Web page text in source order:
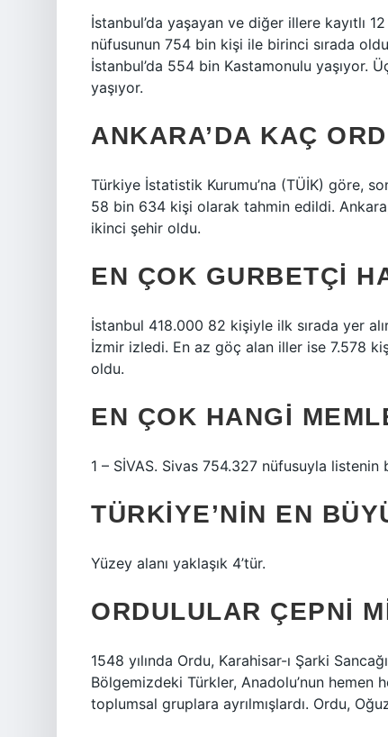
İstanbul’da yaşayan ve diğer illere kayıtlı
nüfusunun 754 bin kişi ile birinci sırada
İstanbul’da 554 bin Kastamonulu yaşıyor.
yaşıyor.
ANKARA’DA KAÇ
Türkiye İstatistik Kurumu’na (TÜİK) göre,
58 bin 634 kişi olarak tahmin edildi.
ikinci şehir oldu.
EN ÇOK GURBETÇI
İstanbul 418.000 82 kişiyle ilk sırada yer
İzmir izledi. En az göç alan iller ise 7.578
oldu.
EN ÇOK HANGI
1 – SİVAS. Sivas 754.327 nüfusuyla listenin
TÜRKIYE’NIN EN
Yüzey alanı yaklaşık 4’tür.
ORDULULAR ÇEPNI
1548 yılında Ordu, Karahisar-ı Şarki
Bölgemizdeki Türkler, Anadolu’nun
toplumsal gruplara ayrılmışlardı. Ordu,